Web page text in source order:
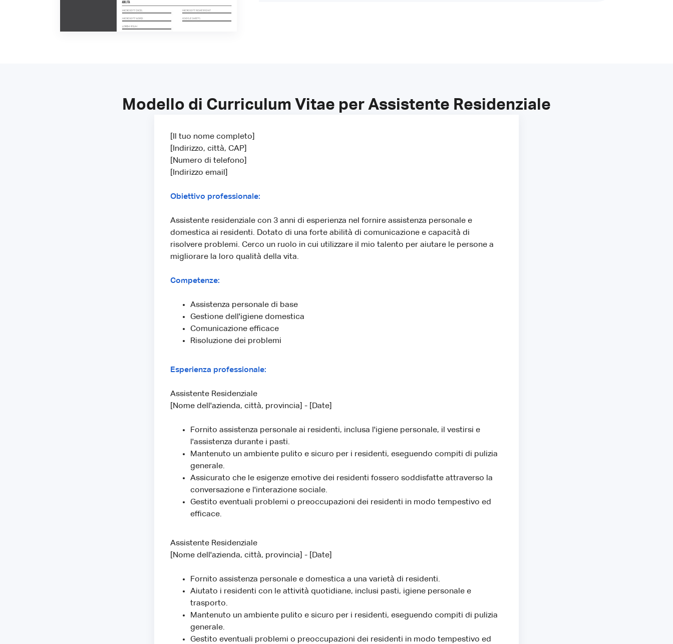
Modello di Curriculum Vitae per Assistente Residenziale
[Il tuo nome completo]
[Indirizzo, città, CAP]
[Numero di telefono]
[Indirizzo email]
Obiettivo professionale:
Assistente residenziale con 3 anni di esperienza nel fornire assistenza personale e
domestica ai residenti. Dotato di una forte abilità di comunicazione e capacità di
risolvere problemi. Cerco un ruolo in cui utilizzare il mio talento per aiutare le persone a
migliorare la loro qualità della vita.
Competenze:
Assistenza personale di base
Gestione dell'igiene domestica
Comunicazione efficace
Risoluzione dei problemi
Esperienza professionale:
Assistente Residenziale
[Nome dell'azienda, città, provincia] - [Date]
Fornito assistenza personale ai residenti, inclusa l'igiene personale, il vestirsi e
l'assistenza durante i pasti.
Mantenuto un ambiente pulito e sicuro per i residenti, eseguendo compiti di pulizia
generale.
Assicurato che le esigenze emotive dei residenti fossero soddisfatte attraverso la
conversazione e l'interazione sociale.
Gestito eventuali problemi o preoccupazioni dei residenti in modo tempestivo ed
efficace.
Assistente Residenziale
[Nome dell'azienda, città, provincia] - [Date]
Fornito assistenza personale e domestica a una varietà di residenti.
Aiutato i residenti con le attività quotidiane, inclusi pasti, igiene personale e
trasporto.
Mantenuto un ambiente pulito e sicuro per i residenti, eseguendo compiti di pulizia
generale.
Gestito eventuali problemi o preoccupazioni dei residenti in modo tempestivo ed